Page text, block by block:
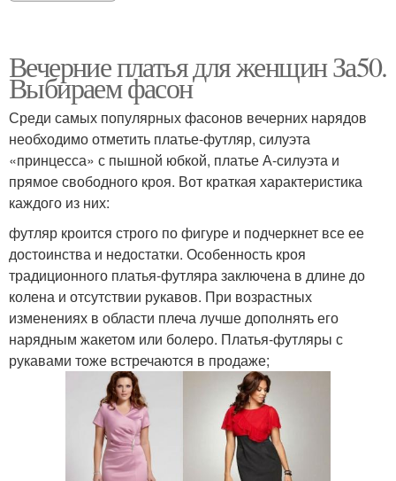
Вечерние платья для женщин За50.
Выбираем фасон
Среди самых популярных фасонов вечерних нарядов
необходимо отметить платье-футляр, силуэта
«принцесса» с пышной юбкой, платье А-силуэта и
прямое свободного кроя. Вот краткая характеристика
каждого из них:
футляр кроится строго по фигуре и подчеркнет все ее
достоинства и недостатки. Особенность кроя
традиционного платья-футляра заключена в длине до
колена и отсутствии рукавов. При возрастных
изменениях в области плеча лучше дополнять его
нарядным жакетом или болеро. Платья-футляры с
рукавами тоже встречаются в продаже;